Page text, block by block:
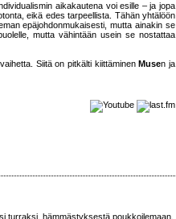
aikakautena voi esille – ja jopa
eikä edes tarpeellista. Tähän yhtälöön
epäjohdonmukaisesti, mutta ainakin se
mutta vähintään usein se nostattaa
Siitä on pitkälti kiittäminen Musen ja
turraksi, hämmästyksestä poukkoilemaan.